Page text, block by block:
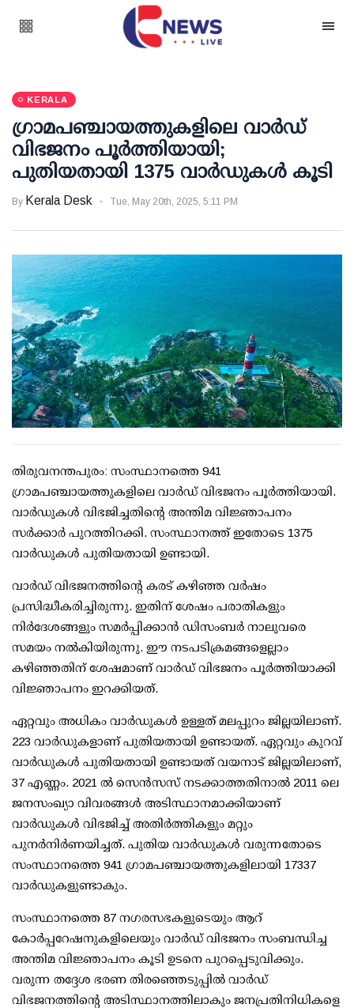
KERALA
ഗ്രാമപഞ്ചായത്തുകളിലെ വാര്‍ഡ്
വിഭജനം പൂര്‍ത്തിയായി;
പുതിയതായി 1375 വാര്‍ഡുകള്‍ കൂടി
By Kerala Desk Tue, May 20th, 2025, 5:11 PM
തിരുവനന്തപുരം: സംസ്ഥാനത്തെ 941
ഗ്രാമപഞ്ചായത്തുകളിലെ വാര്‍ഡ് വിഭജനം പൂര്‍ത്തിയായി.
വാര്‍ഡുകള്‍ വിഭജിച്ചതിന്റെ അന്തിമ വിജ്ഞാപനം
സര്‍ക്കാര്‍ പുറത്തിറക്കി. സംസ്ഥാനത്ത് ഇതോടെ 1375
വാര്‍ഡുകള്‍ പുതിയതായി ഉണ്ടായി.
വാര്‍ഡ് വിഭജനത്തിന്റെ കരട് കഴിഞ്ഞ വര്‍ഷം
പ്രസിദ്ധീകരിച്ചിരുന്നു. ഇതിന് ശേഷം പരാതികളും
നിര്‍ദേശങ്ങളും സമര്‍പ്പിക്കാന്‍ ഡിസംബര്‍ നാലുവരെ
സമയം നല്‍കിയിരുന്നു. ഈ നടപടിക്രമങ്ങളെല്ലാം
കഴിഞ്ഞതിന് ശേഷമാണ് വാര്‍ഡ് വിഭജനം പൂര്‍ത്തിയാക്കി
വിജ്ഞാപനം ഇറക്കിയത്.
ഏറ്റവും അധികം വാര്‍ഡുകള്‍ ഉള്ളത് മലപ്പുറം ജില്ലയിലാണ്.
223 വാര്‍ഡുകളാണ് പുതിയതായി ഉണ്ടായത്. ഏറ്റവും കുറവ്
വാര്‍ഡുകള്‍ പുതിയതായി ഉണ്ടായത് വയനാട് ജില്ലയിലാണ്,
37 എണ്ണം. 2021 ല്‍ സെന്‍സസ് നടക്കാത്തതിനാല്‍ 2011 ലെ
ജനസംഖ്യാ വിവരങ്ങള്‍ അടിസ്ഥാനമാക്കിയാണ്
വാര്‍ഡുകള്‍ വിഭജിച്ച് അതിര്‍ത്തികളും മറ്റും
പുനര്‍നിര്‍ണയിച്ചത്. പുതിയ വാര്‍ഡുകള്‍ വരുന്നതോടെ
സംസ്ഥാനത്തെ 941 ഗ്രാമപഞ്ചായത്തുകളിലായി 17337
വാര്‍ഡുകളുണ്ടാകും.
സംസ്ഥാനത്തെ 87 നഗരസഭകളുടെയും ആറ്
കോര്‍പ്പറേഷനുകളിലെയും വാര്‍ഡ് വിഭജനം സംബന്ധിച്ച
അന്തിമ വിജ്ഞാപനം കൂടി ഉടനെ പുറപ്പെടുവിക്കും.
വരുന്ന തദ്ദേശ ഭരണ തിരഞ്ഞെടുപ്പില്‍ വാര്‍ഡ്
വിഭജനത്തിന്റെ അടിസ്ഥാനത്തിലാകും ജനപ്രതിനിധികളെ